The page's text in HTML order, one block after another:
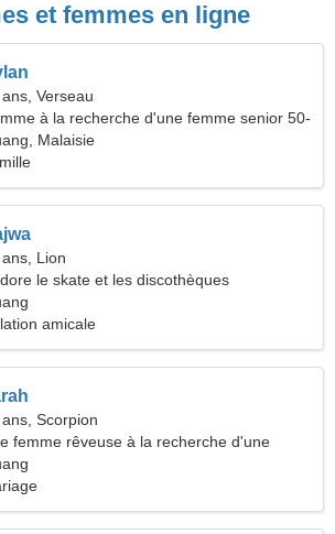
et femmes en ligne
Verseau
à la recherche d'une femme senior 50-
Malaisie
Lion
le skate et les discothèques
amicale
Scorpion
femme rêveuse à la recherche d'une